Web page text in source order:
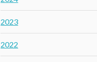
2023
2022